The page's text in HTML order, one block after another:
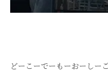
どーこーでーもーおーしー